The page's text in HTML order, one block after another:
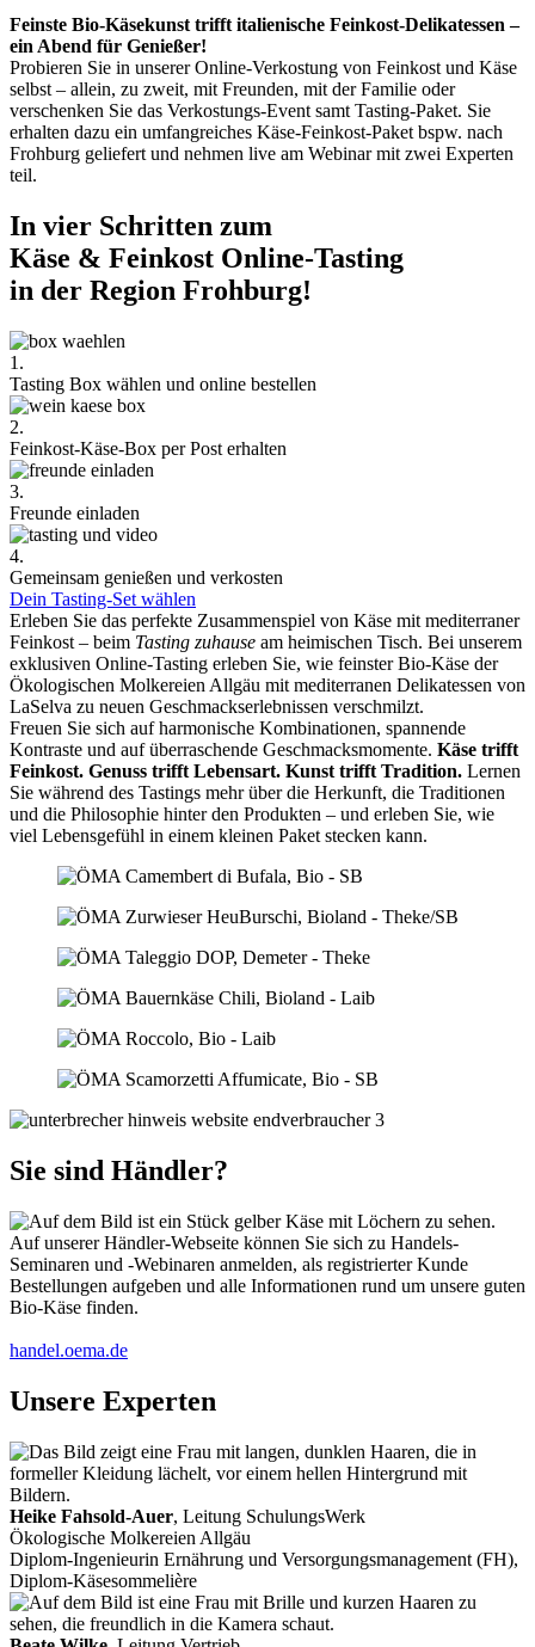
Feinste Bio-Käsekunst trifft italienische Feinkost-Delikatessen –
ein Abend für Genießer!
Probieren Sie in unserer Online-Verkostung von Feinkost und Käse
selbst – allein, zu zweit, mit Freunden, mit der Familie oder
verschenken Sie das Verkostungs-Event samt Tasting-Paket. Sie
erhalten dazu ein umfangreiches Käse-Feinkost-Paket bspw. nach
Frohburg geliefert und nehmen live am Webinar mit zwei Experten
teil.
In vier Schritten zum
Käse & Feinkost Online-Tasting
in der Region Frohburg!
1.
Tasting Box wählen und online bestellen
2.
Feinkost-Käse-Box per Post erhalten
3.
Freunde einladen
4.
Gemeinsam genießen und verkosten
Dein Tasting-Set wählen
Erleben Sie das perfekte Zusammenspiel von Käse mit mediterraner
Feinkost – beim Tasting zuhause am heimischen Tisch. Bei unserem
exklusiven Online-Tasting erleben Sie, wie feinster Bio-Käse der
Ökologischen Molkereien Allgäu mit mediterranen Delikatessen von
LaSelva zu neuen Geschmackserlebnissen verschmilzt.
Freuen Sie sich auf harmonische Kombinationen, spannende
Kontraste und auf überraschende Geschmacksmomente. Käse trifft
Feinkost. Genuss trifft Lebensart. Kunst trifft Tradition. Lernen
Sie während des Tastings mehr über die Herkunft, die Traditionen
und die Philosophie hinter den Produkten – und erleben Sie, wie
viel Lebensgefühl in einem kleinen Paket stecken kann.
Sie sind Händler?
Auf unserer Händler-Webseite können Sie sich zu Handels-
Seminaren und -Webinaren anmelden, als registrierter Kunde
Bestellungen aufgeben und alle Informationen rund um unsere guten
Bio-Käse finden.
handel.oema.de
Unsere Experten
Heike Fahsold-Auer, Leitung SchulungsWerk
Ökologische Molkereien Allgäu
Diplom-Ingenieurin Ernährung und Versorgungsmanagement (FH),
Diplom-Käsesommelière